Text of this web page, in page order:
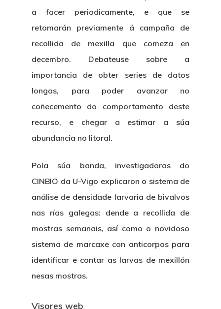
a facer periodicamente, e que se
retomarán previamente á campaña de
recollida de mexilla que comeza en
decembro. Debateuse sobre a
importancia de obter series de datos
longas, para poder avanzar no
coñecemento do comportamento deste
recurso, e chegar a estimar a súa
abundancia no litoral.
Pola súa banda, investigadoras do
CINBIO da U-Vigo explicaron o sistema de
análise de densidade larvaria de bivalvos
nas rías galegas: dende a recollida de
mostras semanais, así como o novidoso
sistema de marcaxe con anticorpos para
identificar e contar as larvas de mexillón
nesas mostras.
Visores web